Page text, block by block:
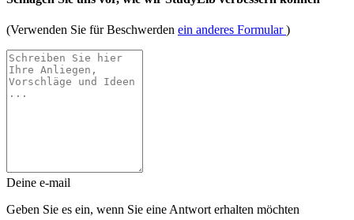
(Verwenden Sie für Beschwerden ein anderes Formular)
Deine e-mail
Geben Sie es ein, wenn Sie eine Antwort erhalten möchten